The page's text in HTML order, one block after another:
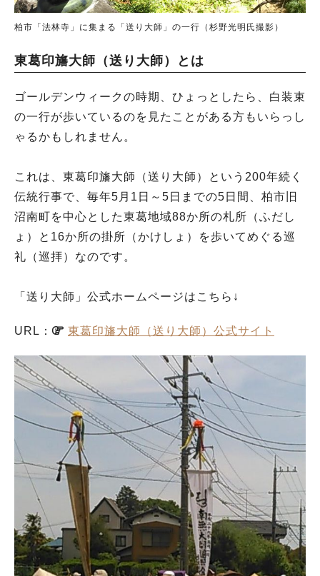
柏市「法林寺」に集まる「送り大師」の一行（杉野光明氏撮影）
東葛印旛大師（送り大師）とは
ゴールデンウィークの時期、ひょっとしたら、白装束
の一行が歩いているのを見たことがある方もいらっし
ゃるかもしれません。
これは、東葛印旛大師（送り大師）という200年続く
伝統行事で、毎年5月1日～5日までの5日間、柏市旧
沼南町を中心とした東葛地域88か所の札所（ふだし
ょ）と16か所の掛所（かけしょ）を歩いてめぐる巡
礼（巡拝）なのです。
「送り大師」公式ホームページはこちら↓
URL： 東葛印旛大師（送り大師）公式サイト